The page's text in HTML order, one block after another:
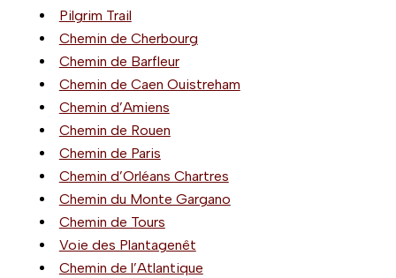
Pilgrim Trail
Chemin de Cherbourg
Chemin de Barfleur
Chemin de Caen Ouistreham
Chemin d’Amiens
Chemin de Rouen
Chemin de Paris
Chemin d’Orléans Chartres
Chemin du Monte Gargano
Chemin de Tours
Voie des Plantagenêt
Chemin de l’Atlantique